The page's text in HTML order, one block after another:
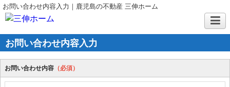
お問い合わせ内容入力｜鹿児島の不動産 三伸ホーム
お問い合わせ内容入力
お問い合わせ内容 （必須）